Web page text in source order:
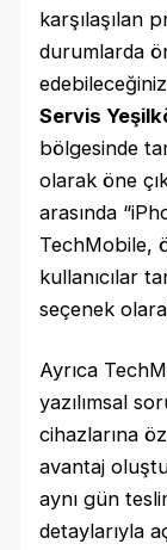
karşılaşılan
durumlarda
Servis
bölgesinde
olarak öne
arasında
TechMobile,
kullanıcılar
seçenek
Ayrıca
yazılımsal
cihazlarına
avantaj
aynı gün
detaylarıyla